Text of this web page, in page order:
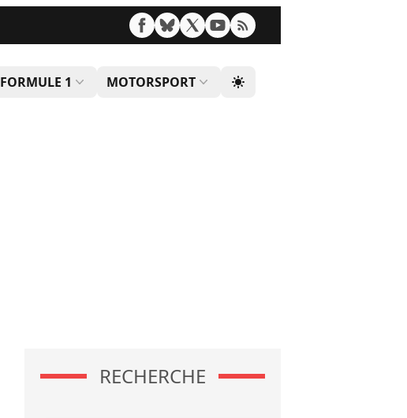
FORMULE 1 MOTORSPORT
RECHERCHE